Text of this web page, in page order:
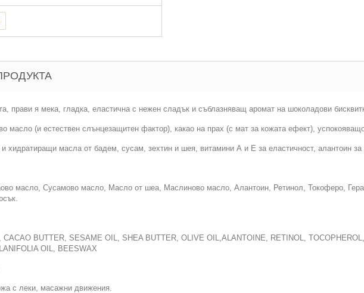
прави я мека, гладка, еластична с нежен сладък и съблазняващ аромат на шоколадови
масло (и естествен слънцезащитен фактор), какао на прах (с мат за кожата ефект),
хидратиращи масла от бадем, сусам, зехтин и шея, витамини А и Е за еластичност, алантоин
масло, Сусамово масло, Масло от шеа, Маслиново масло, Алантоин, Ретинол, Токоферо,
CACAO BUTTER, SESAME OIL, SHEA BUTTER, OLIVE OIL,ALANTOINE, RETINOL,
OIL, BEESWAX
с леки, масажни движения.